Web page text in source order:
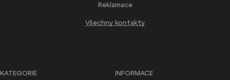
Reklamace
Všechny kontakty
KATEGORIE INFORMACE